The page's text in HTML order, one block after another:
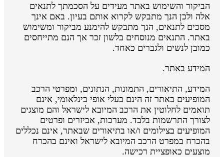
הביקור והשימוש באתר מעידים על הסכמתך לתנאים
אלה ולכן הנך מתבקש לקרוא אותם בעיון. באם אינך
מסכים לתנאים, הנך מתבקש להימנע מביקור ומשימוש
באתר. התנאים מנוסחים בלשון זכר אך הנם מתייחסים
כמובן לנשים ולגברים כאחד.
המידע באתר.
המידע, התיאורים, התמונות, הנתונים, ומפרטי הרכב
המופיעים באתר זה הינם בעלי אופי בינלאומי, אינם
תואמים לחלוטין את הרכב המיובא לישראל והם מוצגים
לצורך התרשמות בלבד. מערכות, אביזרים ופרטים
המופיעים בצילומים ו/או בתיאורים שבאתר, אינם נכללים
בהכרח במפרט הרכב המיובא לישראל ואינם בהכרח
מוצעים כאופציית רכישה.